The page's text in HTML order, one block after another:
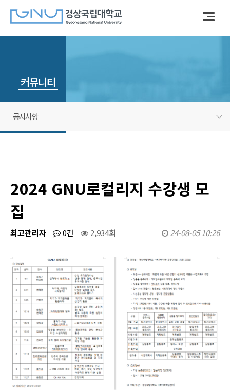
공지사항
커뮤니티
2024 GNU로컬리지 수강생 모
집
최고관리자 0건 2,934회 24-08-05 10:26